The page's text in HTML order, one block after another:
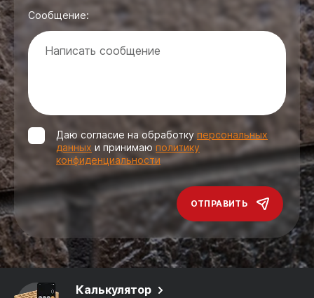
Сообщение:
Даю согласие на обработку персональных
данных и принимаю политику
конфиденциальности
ОТПРАВИТЬ
Калькулятор